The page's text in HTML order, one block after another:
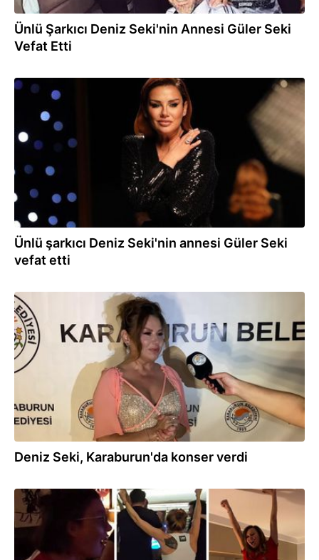
Ünlü Şarkıcı Deniz Seki'nin Annesi Güler Seki
Vefat Etti
23.09.2023
Ünlü şarkıcı Deniz Seki'nin annesi Güler Seki
vefat etti
Deniz Seki, Karaburun'da konser verdi
04.09.2023